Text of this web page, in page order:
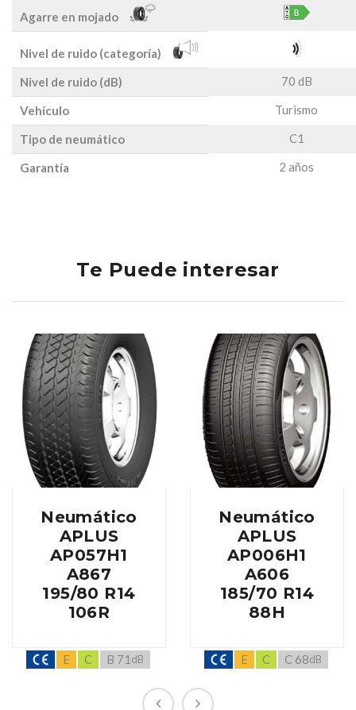
Agarre en mojado
Nivel de ruido (categoría)
Nivel de ruido (dB)
70 dB
Vehículo Turismo
Tipo de neumático C1
Garantía 2 años
Te Puede interesar
Neumático
APLUS
AP057H1
A867
195/80 R14
106R
E C B 71 dB
Neumático
APLUS
AP006H1
A606
185/70 R14
88H
E C C 68dB